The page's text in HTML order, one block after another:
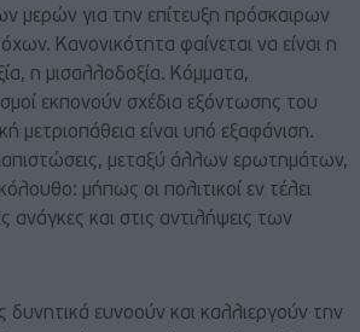
μερών για την επίτευξη πρόσκαιρων
Κανονικότητα φαίνεται να είναι η
η μισαλλοδοξία. Κόμματα,
εκπονούν σχέδια εξόντωσης του
μετριοπάθεια είναι υπό εξαφάνιση.
μεταξύ άλλων ερωτημάτων,
μήπως οι πολιτικοί εν τέλει
ανάγκες και στις αντιλήψεις των
δυνητικά ευνοούν και καλλιεργούν την